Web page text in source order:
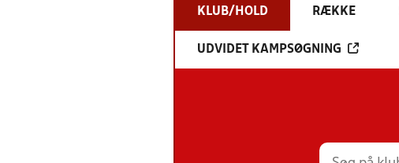
KLUB/HOLD RÆKKE
UDVIDET KAMPSØGNING